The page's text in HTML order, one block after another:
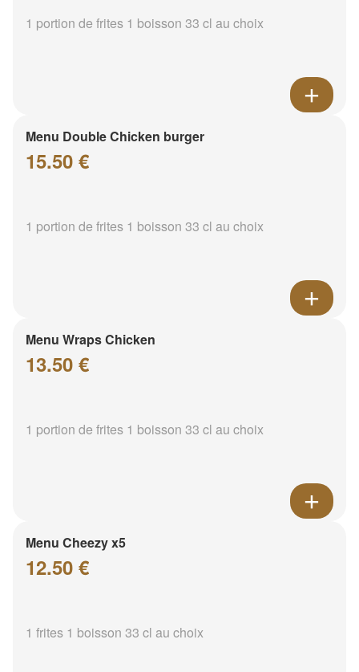
1 portion de frites 1 boisson 33 cl au choix
Menu Double Chicken burger
15.50 €
1 portion de frites 1 boisson 33 cl au choix
Menu Wraps Chicken
13.50 €
1 portion de frites 1 boisson 33 cl au choix
Menu Cheezy x5
12.50 €
1 frites 1 boisson 33 cl au choix